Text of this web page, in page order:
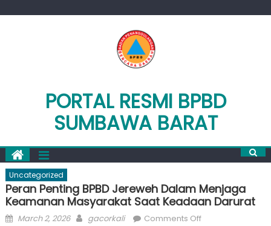
PORTAL RESMI BPBD
SUMBAWA BARAT
Uncategorized
Peran Penting BPBD Jereweh Dalam Menjaga
Keamanan Masyarakat Saat Keadaan Darurat
Posted
March 2, 2026 Author
gacorkali Comments Offon